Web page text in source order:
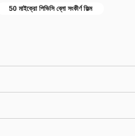
50 মাইক্রো পিভিসি ব্লো সংকীর্ণ ফিল্ম